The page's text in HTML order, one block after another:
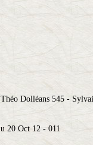
Théo Dolléans 545 -